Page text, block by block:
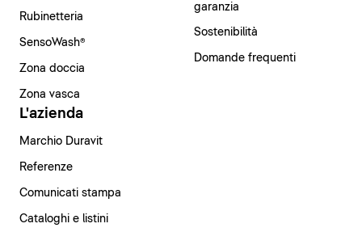
Rubinetteria
SensoWash®
Zona doccia
Zona vasca
garanzia
Sostenibilità
Domande frequenti
L'azienda
Marchio Duravit
Referenze
Comunicati stampa
Cataloghi e listini